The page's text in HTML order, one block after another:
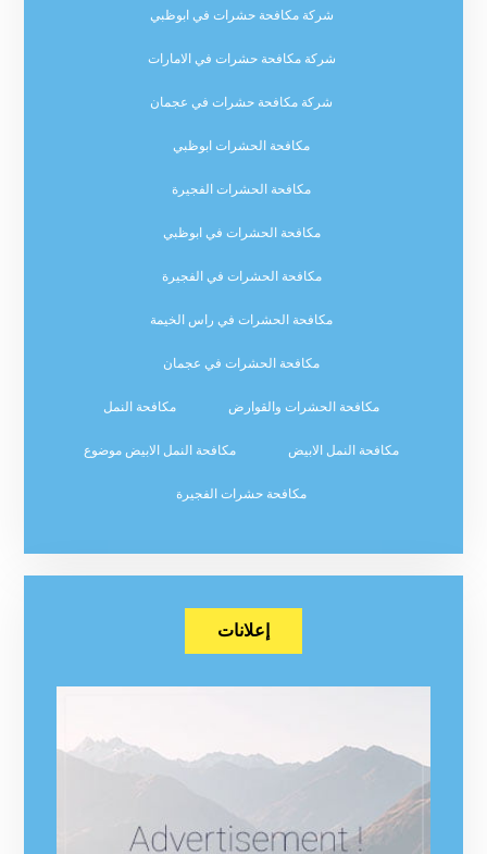
شركة مكافحة حشرات في ابوظبي
شركة مكافحة حشرات في الامارات
شركة مكافحة حشرات في عجمان
مكافحة الحشرات ابوظبي
مكافحة الحشرات الفجيرة
مكافحة الحشرات في ابوظبي
مكافحة الحشرات في الفجيرة
مكافحة الحشرات في راس الخيمة
مكافحة الحشرات في عجمان
مكافحة الحشرات والقوارض مكافحة النمل
مكافحة النمل الابيض مكافحة النمل الابيض موضوع
مكافحة حشرات الفجيرة
إعلانات